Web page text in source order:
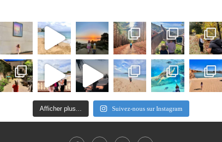
Afficher plus... Suivez-nous sur Instagram